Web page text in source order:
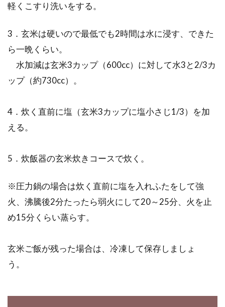
軽くこすり洗いをする。
3．玄米は硬いので最低でも2時間は水に浸す、できた
ら一晩くらい。
水加減は玄米3カップ（600cc）に対して水3と2/3カ
ップ（約730cc）。
4．炊く直前に塩（玄米3カップに塩小さじ1/3）を加
える。
5．炊飯器の玄米炊きコースで炊く。
※圧力鍋の場合は炊く直前に塩を入れふたをして強
火、沸騰後2分たったら弱火にして20～25分、火を止
め15分くらい蒸らす。
玄米ご飯が残った場合は、冷凍して保存しましょ
う。